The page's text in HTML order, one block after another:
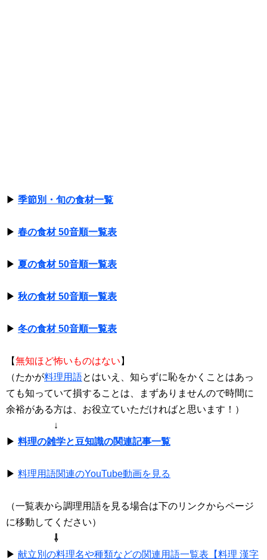
▶ 季節別・旬の食材一覧
▶ 春の食材 50音順一覧表
▶ 夏の食材 50音順一覧表
▶ 秋の食材 50音順一覧表
▶ 冬の食材 50音順一覧表
【無知ほど怖いものはない 】
（たかが料理用語とはいえ、知らずに恥をかくことはあっ
ても知っていて損することは、まずありませんので時間に
余裕がある方は、お役立ていただければと思います！）
↓
▶ 料理の雑学と豆知識の関連記事一覧
▶ 料理用語関連のYouTube動画を見る
（一覧表から調理用語を見る場合は下のリンクからページ
に移動してください）
⇩
▶ 献立別の料理名や種類などの関連用語一覧表【料理 漢字